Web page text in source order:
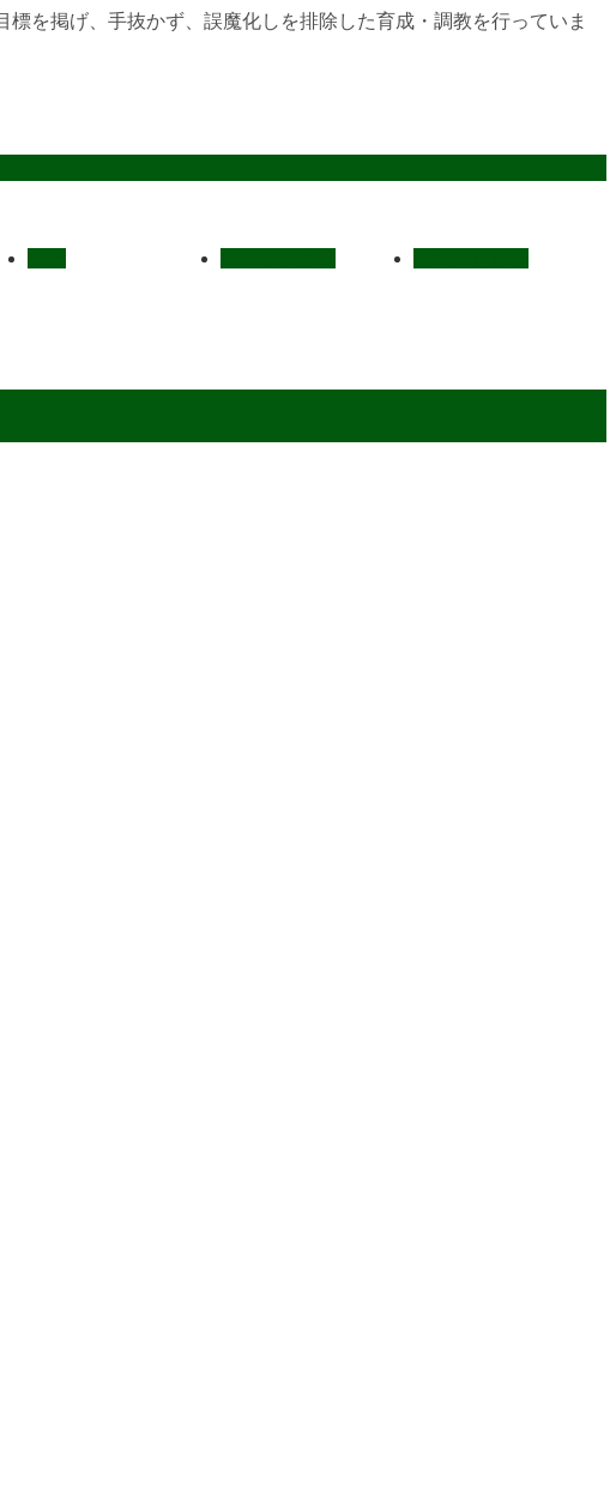
を掲げ、手抜かず、誤魔化しを排除した育成・調教を行っていま